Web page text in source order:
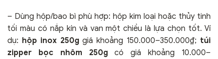
– Dùng hộp/bao bì phù hợp: hộp kim loại hoặc thủy tinh
tối màu có nắp kín và van một chiều là lựa chọn tốt. Ví
dụ: hộp inox 250g giá khoảng 150.000–350.000₫; túi
zipper bọc nhôm 250g có giá khoảng 10.000–